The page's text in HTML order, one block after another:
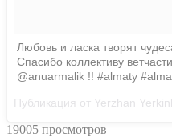
Любовь и ласка творят
Спасибо коллективу
@anuarmalik !! #almaty
Публикация от Yerzhan
19005 просмотров